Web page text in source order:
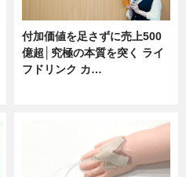
付加価値を足さずに売上500
億超│究極の本質を突く ライ
フドリンク カ…